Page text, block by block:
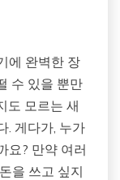
에 완벽한 장
수 있을 뿐만
도 모르는 새
. 게다가, 누가
요? 만약 여러
을 쓰고 싶지